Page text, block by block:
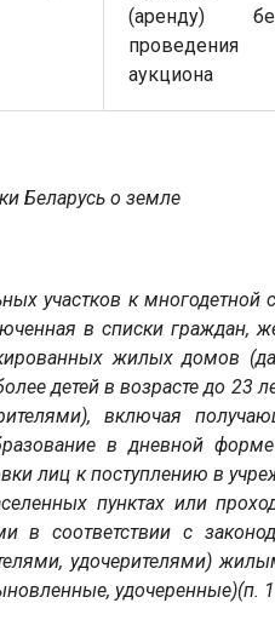
(аренду)
проведения
аукциона
Беларусь о земле
участков к
в списки граждан,
жилых домов
детей в возрасте до 23
включая
в дневной
лиц к поступлению в
пунктах или
в соответствии с
удочерителями)
удочеренные)(п.